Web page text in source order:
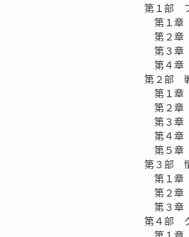
第１部
第１章
第２章
第３章
第４章
第２部
第１章
第２章
第３章
第４章
第５章
第３部
第１章
第２章
第３章
第４部